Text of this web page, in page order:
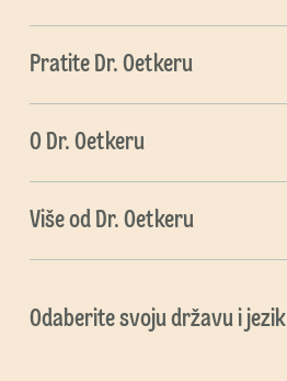
Pratite Dr. Oetkeru
O Dr. Oetkeru
Više od Dr. Oetkeru
Odaberite svoju državu i jezik